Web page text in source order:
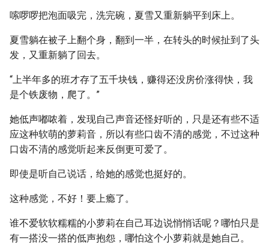
嗦啰啰把泡面吸完，洗完碗，夏雪又重新躺平到床上。
夏雪躺在被子上翻个身，翻到一半，在转头的时候扯到了头
发，又重新躺了回去。
“上半年多的班才存了五千块钱，赚得还没房价涨得快，我
是个铁废物，爬了。”
她低声嘟哝着，发现自己声音还怪好听的，只是还有些不适
应这种软萌的萝莉音，所以有些口齿不清的感觉，不过这种
口齿不清的感觉听起来反倒更可爱了。
即使是听自己说话，给她的感觉也挺好的。
这种感觉，不好！要上瘾了。
谁不爱软软糯糯的小萝莉在自己耳边说悄悄话呢？哪怕只是
有一搭没一搭的低声抱怨，哪怕这个小萝莉就是她自己。